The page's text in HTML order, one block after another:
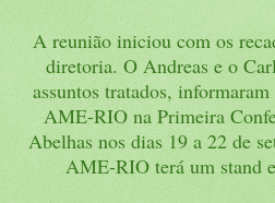
A reunião iniciou com os
diretoria. O Andreas e o
assuntos tratados,
AME-RIO na Primeira
Abelhas nos dias 19 a 22 de
AME-RIO terá um stand